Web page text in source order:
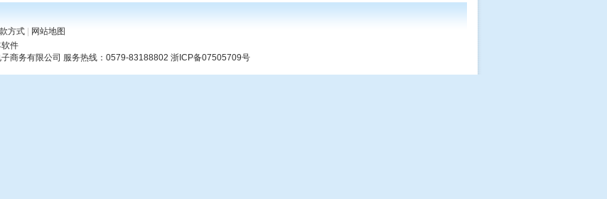
方式|
网站地图
件
商务有限公司 服务热线：0579-83188802 浙ICP备07505709号